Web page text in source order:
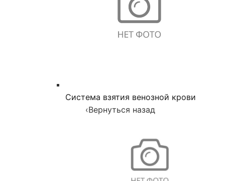
Система взятия венозной крови
‹Вернуться назад